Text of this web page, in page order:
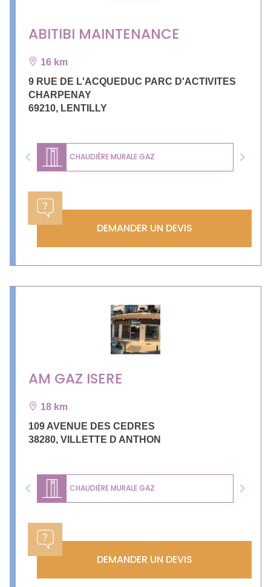
ABITIBI MAINTENANCE
16 km
9 RUE DE L'ACQUEDUC PARC D'ACTIVITES
CHARPENAY
69210, LENTILLY
CHAUDIÈRE MURALE GAZ
Previous Next
DEMANDER UN DEVIS
AM GAZ ISERE
18 km
109 AVENUE DES CEDRES
38280, VILLETTE D ANTHON
CHAUDIÈRE MURALE GAZ
Previous Next
DEMANDER UN DEVIS